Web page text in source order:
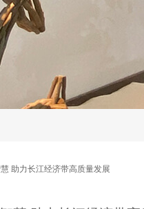
助力长江经济带高质量发展